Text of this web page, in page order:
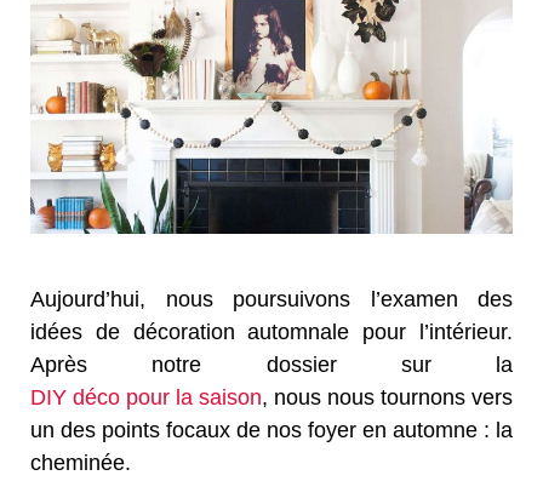
Aujourd’hui, nous poursuivons l’examen des
idées de décoration automnale pour l’intérieur.
Après notre dossier sur la
DIY déco pour la saison, nous nous tournons vers
un des points focaux de nos foyer en automne : la
cheminée.